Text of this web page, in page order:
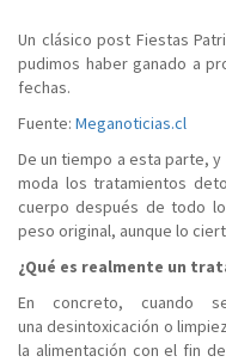
Un clásico post Fiestas
pudimos haber ganado a
fechas.
Fuente: Meganoticias.cl
De un tiempo a esta parte,
moda los tratamientos
cuerpo después de todo
peso original, aunque lo
¿Qué es realmente un
En concreto, cuando
una desintoxicación o
la alimentación con el fin